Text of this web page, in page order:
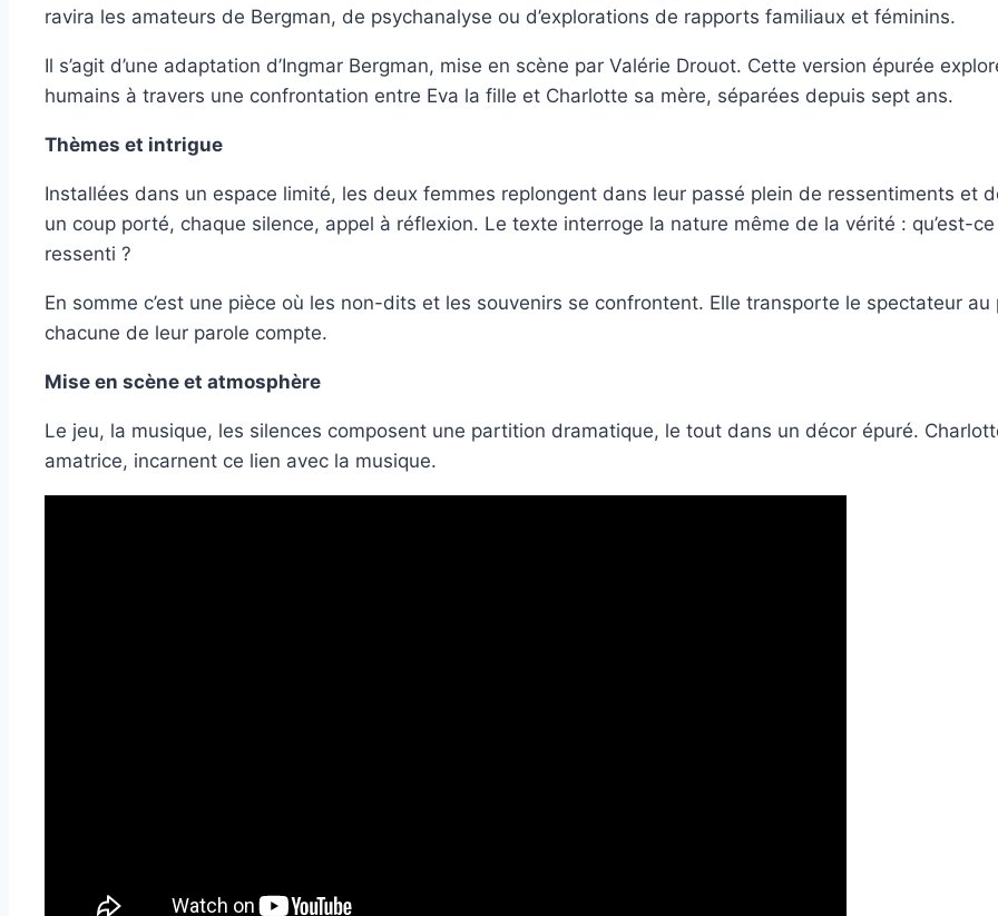
ravira les amateurs de Bergman, de psychanalyse ou d’explorations de rapports familiaux et féminins.
Il s’agit d’une adaptation d’Ingmar Bergman, mise en scène par Valérie Drouot. Cette version épurée
humains à travers une confrontation entre Eva la fille et Charlotte sa mère, séparées depuis sept ans.
Thèmes et intrigue
Installées dans un espace limité, les deux femmes replongent dans leur passé plein de ressentiments et
un coup porté, chaque silence, appel à réflexion. Le texte interroge la nature même de la vérité : qu’est-
ressenti ?
En somme c’est une pièce où les non-dits et les souvenirs se confrontent. Elle transporte le spectateur
chacune de leur parole compte.
Mise en scène et atmosphère
Le jeu, la musique, les silences composent une partition dramatique, le tout dans un décor épuré.
amatrice, incarnent ce lien avec la musique.